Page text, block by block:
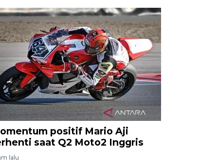
positif Mario Aji
saat Q2 Moto2 Inggris
lalu